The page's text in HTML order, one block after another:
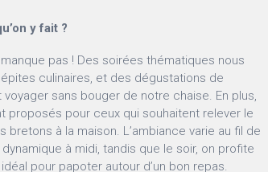
y fait ?
manque pas ! Des soirées thématiques nous
culinaires, et des dégustations de
sans bouger de notre chaise. En plus,
proposés pour ceux qui souhaitent relever le
à la maison. L’ambiance varie au fil de
à midi, tandis que le soir, on profite
pour papoter autour d’un bon repas.